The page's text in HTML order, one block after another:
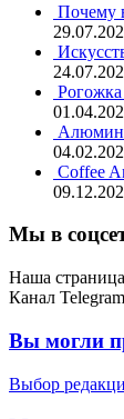
Почему
Рогожка
Coffee
Мы в
Наша
Канал
Вы могли
Выбор